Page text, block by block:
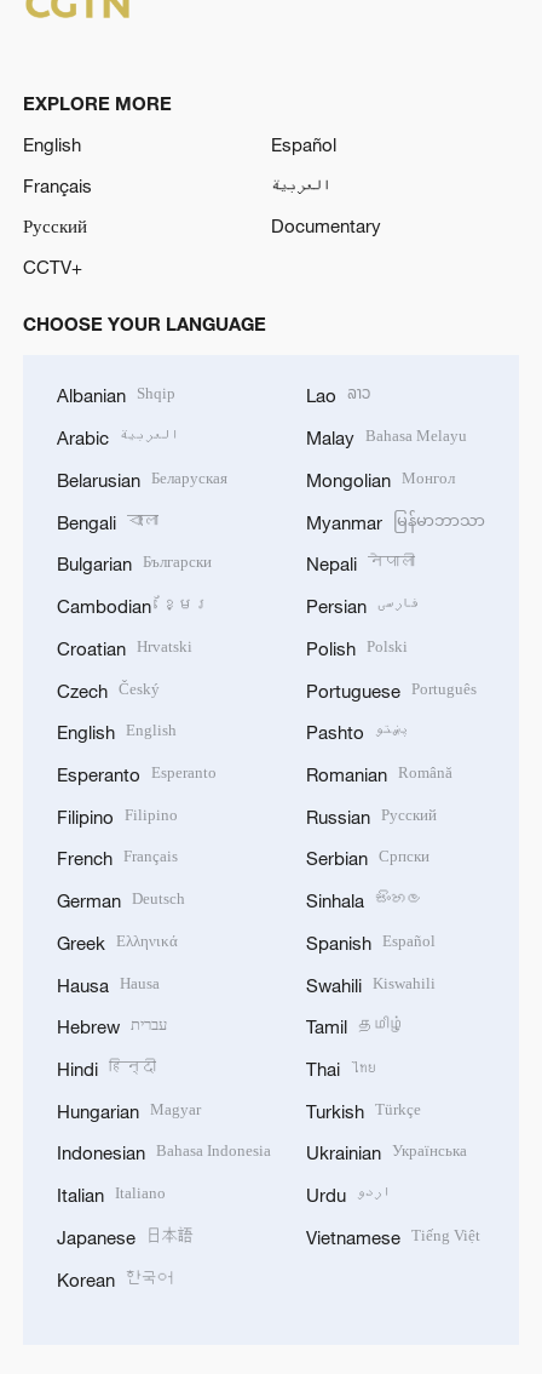
EXPLORE MORE
English
Español
Français
العربية
Русский
Documentary
CCTV+
CHOOSE YOUR LANGUAGE
Albanian Shqip
Arabic العربية
Belarusian Беларуская
Bengali বাংলা
Bulgarian Български
Cambodian ខ្មែរ
Croatian Hrvatski
Czech Český
English English
Esperanto Esperanto
Filipino Filipino
French Français
German Deutsch
Greek Ελληνικά
Hausa Hausa
Hebrew עברית
Hindi हिन्दी
Hungarian Magyar
Indonesian Bahasa Indonesia
Italian Italiano
Japanese 日本語
Korean 한국어
Lao ລາວ
Malay Bahasa Melayu
Mongolian Монгол
Myanmar မြန်မာဘာသာ
Nepali नेपाली
Persian فارسی
Polish Polski
Portuguese Português
Pashto پښتو
Romanian Română
Russian Русский
Serbian Српски
Sinhala සිංහල
Spanish Español
Swahili Kiswahili
Tamil தமிழ்
Thai ไทย
Turkish Türkçe
Ukrainian Українська
Urdu اردو
Vietnamese Tiếng Việt